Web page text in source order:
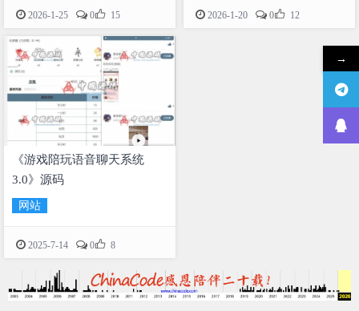
2026-1-25 0 15 2026-1-20 0 12
《游戏陪玩语音聊天系统
3.0》源码
网站
2025-7-14 0 8
→